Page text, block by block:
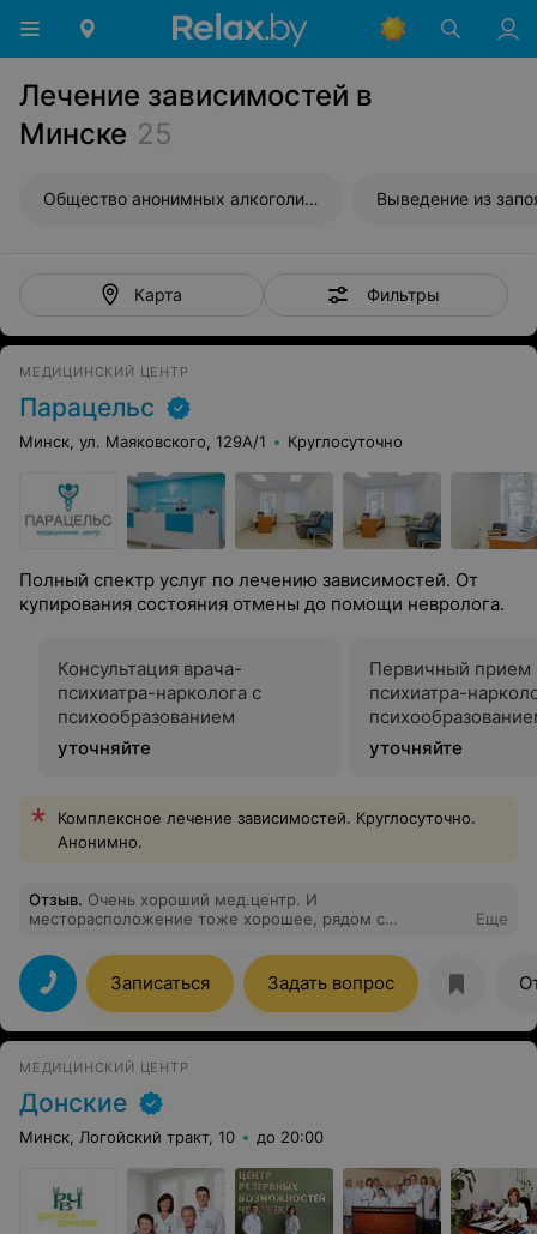
Лечение зависимостей в
Минске 25
Общество анонимных алкоголиков Выведение из
Карта Фильтры
МЕДИЦИНСКИЙ ЦЕНТР
Парацельс
Минск, ул. Маяковского, 129А/1 Круглосуточно
Полный спектр услуг по лечению зависимостей. От
купирования состояния отмены до помощи невролога.
Консультация врача-
психиатра-нарколога с
психообразованием
уточняйте
Первичный прием
психиатра-
уточняйте
Комплексное лечение зависимостей. Круглосуточно.
Анонимно.
Отзыв. Очень хороший мед.центр. И
месторасположение тоже хорошее, рядом с
плохое занятие. А вообще лучше не пить.
Еще
Записаться Задать вопрос
МЕДИЦИНСКИЙ ЦЕНТР
Донские
Минск, Логойский тракт, 10 до 20:00